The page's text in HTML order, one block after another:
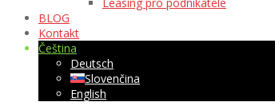
BLOG
Kontakt
Čeština
Deutsch
Slovenčina
English